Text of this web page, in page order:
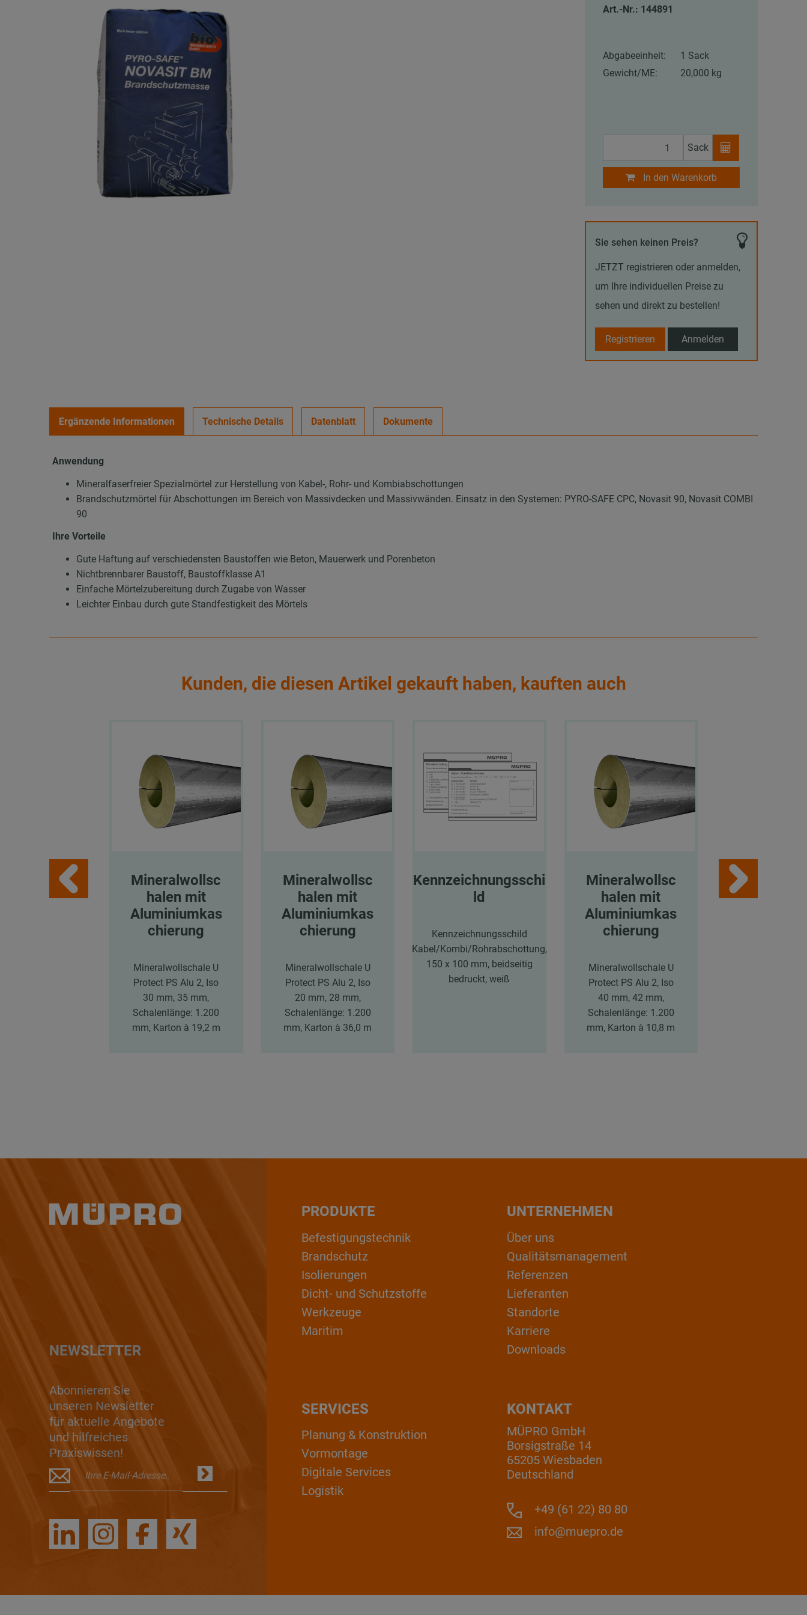
Art.-Nr.: 144891
Abgabeeinheit:
1 Sack
Gewicht/ME:
20,000 kg
Sack
In den Warenkorb
Sie sehen keinen Preis?
JETZT registrieren oder anmelden,
um Ihre individuellen Preise zu
sehen und direkt zu bestellen!
Registrieren Anmelden
Ergänzende Informationen Technische Details Datenblatt Dokumente
Anwendung
Mineralfaserfreier Spezialmörtel zur Herstellung von Kabel-, Rohr- und Kombiabschottungen
Brandschutzmörtel für Abschottungen im Bereich von Massivdecken und Massivwänden. Einsatz in den Systemen: PYRO-SAFE CPC, Novasit 90, Novasit COMBI
90
Ihre Vorteile
Gute Haftung auf verschiedensten Baustoffen wie Beton, Mauerwerk und Porenbeton
Nichtbrennbarer Baustoff, Baustoffklasse A1
Einfache Mörtelzubereitung durch Zugabe von Wasser
Leichter Einbau durch gute Standfestigkeit des Mörtels
Kunden, die diesen Artikel gekauft haben, kauften auch
Mineralwollsc
halen mit
Aluminiumkas
chierung
Mineralwollschale U
Protect PS Alu 2, Iso
30 mm, 35 mm,
Schalenlänge: 1.200
mm, Karton à 19,2 m
Mineralwollsc
halen mit
Aluminiumkas
chierung
Mineralwollschale U
Protect PS Alu 2, Iso
20 mm, 28 mm,
Schalenlänge: 1.200
mm, Karton à 36,0 m
Kennzeichnungsschi
ld
Kennzeichnungsschild
Kabel/Kombi/Rohrabschottung,
150 x 100 mm, beidseitig
bedruckt, weiß
Mineralwollsc
halen mit
Aluminiumkas
chierung
Mineralwollschale U
Protect PS Alu 2, Iso
40 mm, 42 mm,
Schalenlänge: 1.200
mm, Karton à 10,8 m
NEWSLETTER
Abonnieren Sie
unseren Newsletter
für aktuelle Angebote
und hilfreiches
Praxiswissen!
PRODUKTE
Befestigungstechnik
Brandschutz
Isolierungen
Dicht- und Schutzstoffe
Werkzeuge
Maritim
UNTERNEHMEN
Über uns
Qualitätsmanagement
Referenzen
Lieferanten
Standorte
Karriere
Downloads
KONTAKT
MÜPRO GmbH
Borsigstraße 14
65205 Wiesbaden
Deutschland
+49 (61 22) 80 80
info@muepro.de
SERVICES
Planung & Konstruktion
Vormontage
Digitale Services
Logistik